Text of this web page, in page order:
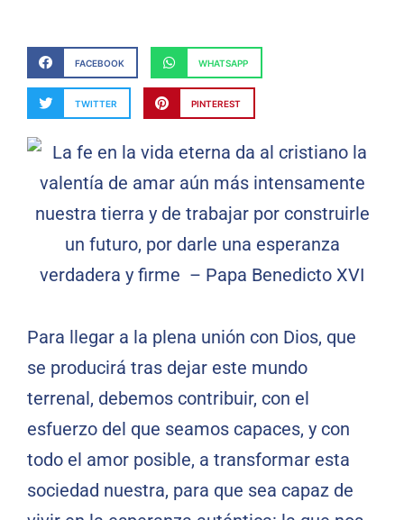
FACEBOOK WHATSAPP
TWITTER PINTEREST
Para llegar a la plena unión con Dios, que
se producirá tras dejar este mundo
terrenal, debemos contribuir, con el
esfuerzo del que seamos capaces, y con
todo el amor posible, a transformar esta
sociedad nuestra, para que sea capaz de